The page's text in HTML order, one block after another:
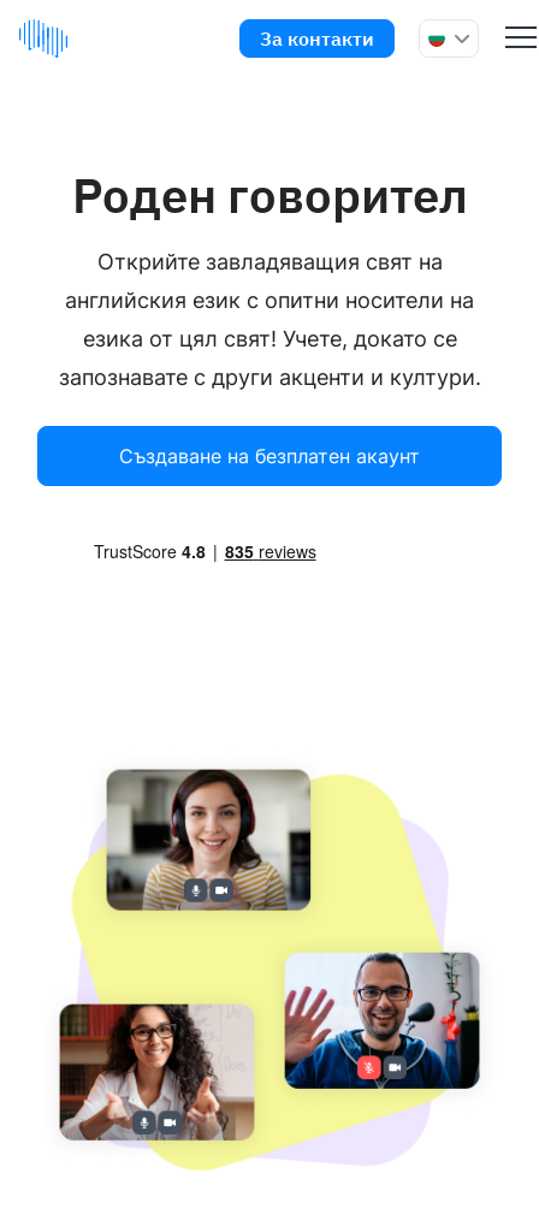
За контакти
Роден говорител
Открийте завладяващия свят на
английския език с опитни носители на
езика от цял свят! Учете, докато се
запознавате с други акценти и култури.
Създаване на безплатен акаунт